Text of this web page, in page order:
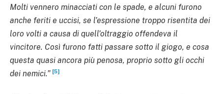
Molti vennero minacciati con le spade, e alcuni furono
anche feriti e uccisi, se l’espressione troppo risentita dei
loro volti a causa di quell’oltraggio offendeva il
vincitore. Così furono fatti passare sotto il giogo, e cosa
questa quasi ancora più penosa, proprio sotto gli occhi
dei nemici.” [5]